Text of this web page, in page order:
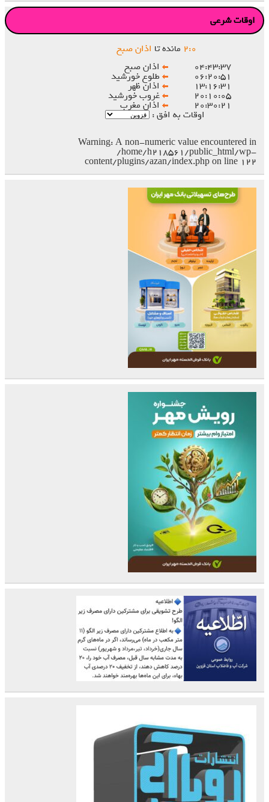
اوقات شرعی
۲:۰ مانده تا اذان صبح
۰۴:۴۳:۳۷
اذان صبح
۰۶:۲۰:۵۱ طلوع خورشید
۱۳:۱۶:۳۱ اذان ظهر
۲۰:۱۰:۰۵ غروب خورشید
۲۰:۳۰:۲۱ اذان مغرب
اوقات به افق :
Warning: A non-numeric value encountered in
/home/h218561/public_html/wp-
content/plugins/azan/index.phpon line ۱۲۲